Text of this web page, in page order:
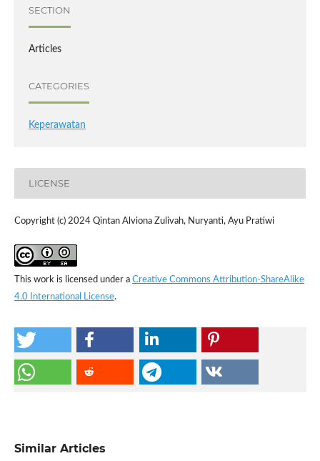
SECTION
Articles
CATEGORIES
Keperawatan
LICENSE
Copyright (c) 2024 Qintan Alviona Zulivah, Nuryanti, Ayu Pratiwi
This work is licensed under a Creative Commons Attribution-ShareAlike
4.0 International License.
Similar Articles